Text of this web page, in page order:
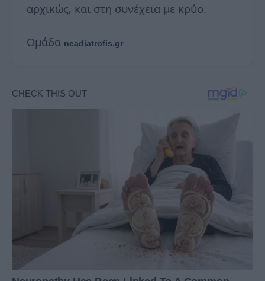
αρχικώς, και στη συνέχεια με κρύο.
Ομάδα neadiatrofis.gr